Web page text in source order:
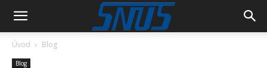
Úvod Blog
Blog